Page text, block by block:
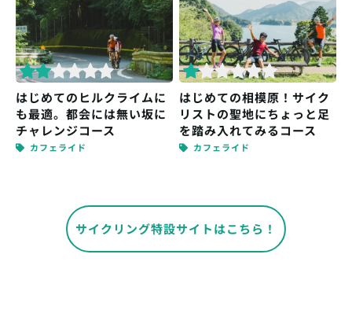
はじめてのヒルクライムに
も最適。都会には無い坂に
チャレンジコース
カフェライド
はじめての相模原！サイク
リストの聖地にちょっと足
を踏み入れてみるコース
カフェライド
サイクリング特設サイトはこちら！